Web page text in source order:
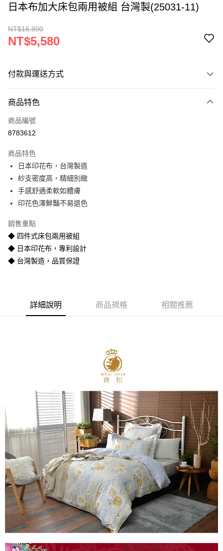
日本布加大床包兩用被組 台灣製(25031-11)
NT$16,800
NT$5,580
付款與運送方式
信用卡一次付款
LINE Pay
街口支付
悠遊付
Google Pay
全盈+PAY
AFTEE先享後付
相關說明
【關於「AFTEE先享後付」】
３．安心：先確認商品／服務後，再付款。
２．訂單成立數日內，您將收到繳費通知簡訊。
３．收到繳費通知簡訊後14天內，點擊此簡訊中的連結，可透過四大超商／
ATM／網路銀行／等多元方式進行付款，方視為交易完成。
※ 請注意：結帳手續完成當下不需立刻繳費，但若您需要取消訂單，請聯絡
後付繳納相關費用。
※ 交易是否成功請以「AFTEE先享後付 」之結帳頁面顯示為準，若有關於
是否繳費成功／繳費後需取消欲退款等相關疑問，請聯繫「AFTEE先享後付
客戶支援中心」https://netprotections.freshdesk.com/support/home
【注意事項】
１．透過由恩沛科技股份有限公司提供之「AFTEE先享後付」服務完成之交
易，需依本服務之必要範圍內提供個人資料，並將交易相關給付款項請求債
權轉讓予恩沛科技股份有限公司。
２．關於個人資料處理事宜，請瀏覽以下網址：
https://aftee.tw/terms/#terms3
３．未成年的使用者請事先徵得法定代理人或監護人之同意方可使用
「AFTEE先享後付」，若未經同意申辦者引起之損失，本公司不負相關責
任。
４．使用「AFTEE先享後付」時，將依據個別帳號之用戶狀況，依本公司即
時審查核予不同之上限額度；若仍有額度不足之情形，本公司將視審查結果
５．嚴禁一人註冊多個帳號或使用他人資訊註冊。若發現惡意使用之情形，
商品特色
商品編號
8783612
商品特色
日本印花布，台灣製造
紗支密度高，精細別緻
手感舒適柔軟如體膚
印花色澤鮮豔不易退色
銷售重點
◆ 四件式床包兩用被組
◆ 日本印花布，專利設計
◆ 台灣製造，品質保證
詳細說明 商品規格 相關推薦